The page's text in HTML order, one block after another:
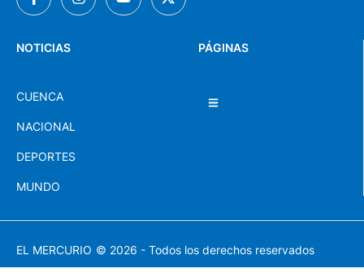
PÁGINAS
NOTICIAS
CUENCA
NACIONAL
DEPORTES
MUNDO
EL MERCURIO © 2026 - Todos los derechos reservados